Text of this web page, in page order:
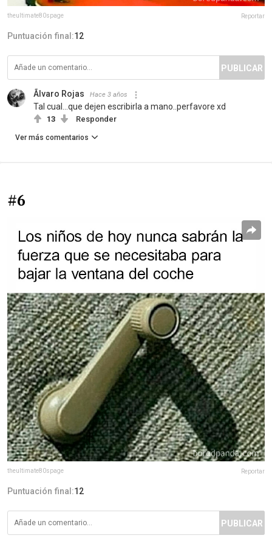
theultimate80spage Reportar
Puntuación final:12
PUBLICAR
Ãlvaro Rojas Hace 3 años
Tal cual...que dejen escribirla a mano..perfavore xd
13 Responder
Ver más comentarios
#6
theultimate80spage Reportar
Puntuación final:12
PUBLICAR